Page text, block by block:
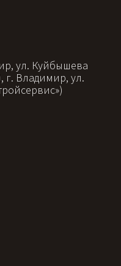
ул. Куйбышева
г. Владимир, ул.